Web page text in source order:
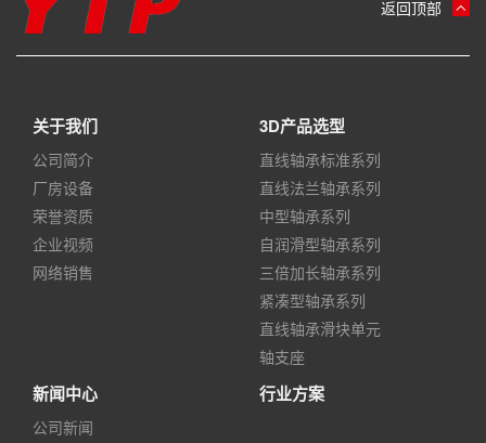
返回顶部
关于我们
公司简介
厂房设备
荣誉资质
企业视频
网络销售
3D产品选型
直线轴承标准系列
直线法兰轴承系列
中型轴承系列
自润滑型轴承系列
三倍加长轴承系列
紧凑型轴承系列
直线轴承滑块单元
轴支座
新闻中心
公司新闻
行业方案